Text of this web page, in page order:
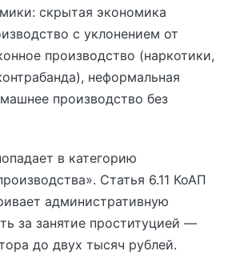
скрытая экономика
с уклонением от
производство (наркотики,
неформальная
производство без
в категорию
Статья 6.11 КоАП
административную
за занятие проституцией —
до двух тысяч рублей.